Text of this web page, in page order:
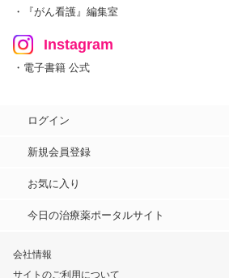
・『がん看護』編集室
Instagram
・電子書籍 公式
ログイン
新規会員登録
お気に入り
今日の治療薬ポータルサイト
会社情報
サイトのご利用について